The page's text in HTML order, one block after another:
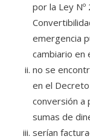
por la Ley
emergencia
cambiario en
no se
en el
conversión a
sumas de
serían